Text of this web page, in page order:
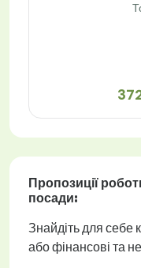
Пропозиції
посади:
Знайдіть для себе
або фінансові та